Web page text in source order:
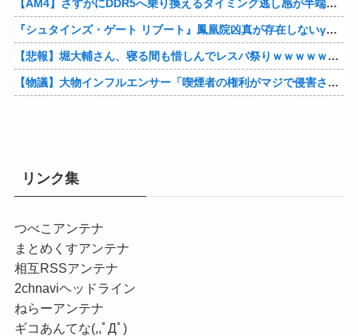
【AM4】さすがにDDR5へ乗り換えるタイミング逃し感が半端ない
『シュタインズ・ゲート リブート』鳳凰院凶真が存在しないγ（ガンマ）世界線が追加される
【悲報】堀大輔さん、寝る間も惜しんでレスバ祭りｗｗｗｗｗｗｗｗｗｗｗｗｗｗｗｗｗｗｗｗｗｗｗｗ他
【物議】大物インフルエンサー「喫煙者の権利がマジで侵害されてる。いくら税金払ってるんだ」他
リンク集
つべこアンテナ
まとめくすアンテナ
相互RSSアンテナ
2chnaviヘッドライン
ねらーアンテナ
ギコあんてな(,,ﾟДﾟ)